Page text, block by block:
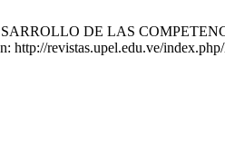
DE LAS
revistas.upel.edu.ve/